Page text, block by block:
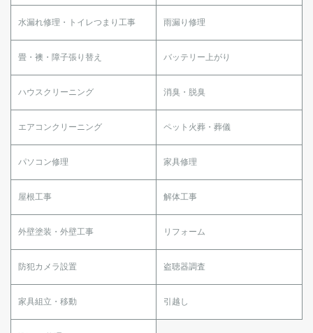
水漏れ修理・トイレつまり工事 雨漏り修理
畳・襖・障子張り替え バッテリー上がり
ハウスクリーニング 消臭・脱臭
エアコンクリーニング ペット火葬・葬儀
パソコン修理 家具修理
屋根工事 解体工事
外壁塗装・外壁工事 リフォーム
防犯カメラ設置 盗聴器調査
家具組立・移動 引越し